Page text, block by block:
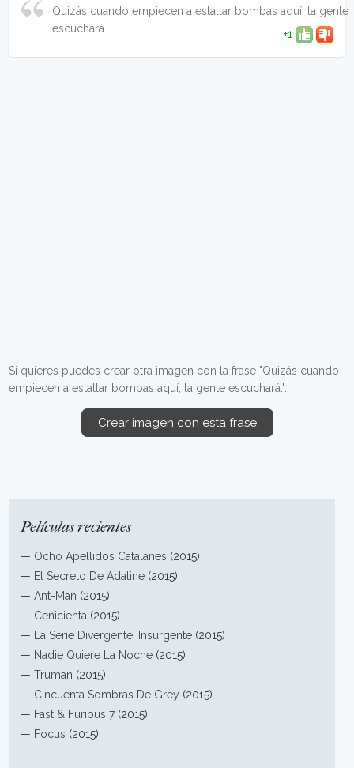
Quizás cuando empiecen a estallar bombas aquí, la gente
escuchará.
+1
Si quieres puedes crear otra imagen con la frase "Quizás cuando
empiecen a estallar bombas aquí, la gente escuchará.".
Crear imagen con esta frase
Películas recientes
— Ocho Apellidos Catalanes (2015)
— El Secreto De Adaline (2015)
—Ant-Man (2015)
— Cenicienta (2015)
—
La Serie Divergente: Insurgente (2015)
— Nadie Quiere La Noche (2015)
—Truman (2015)
— Cincuenta Sombras De Grey (2015)
— Fast & Furious 7 (2015)
— Focus (2015)